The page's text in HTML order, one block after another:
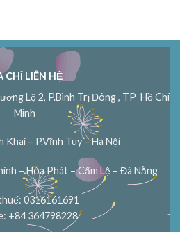
CHỈ LIÊN HỆ
Lộ 2, P.Bình Trị Đông , TP Hồ Chí
Minh
Khai – P.Vĩnh Tuy – Hà Nội
– Hòa Phát – Cẩm Lệ – Đà Nẵng
0316161691
+84 364798228